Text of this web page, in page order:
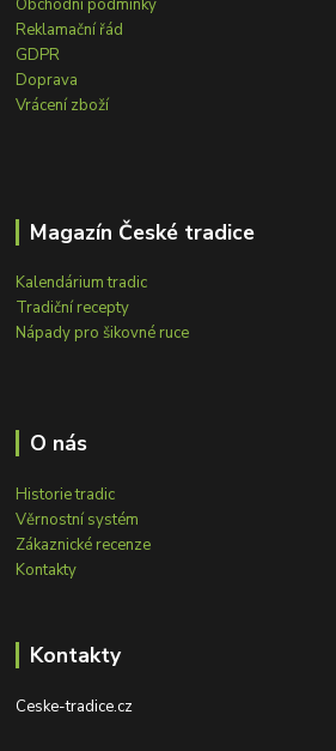
Reklamační řád
GDPR
Doprava
Vrácení zboží
Magazín České tradice
Kalendárium tradic
Tradiční recepty
Nápady pro šikovné ruce
O nás
Historie tradic
Věrnostní systém
Zákaznické recenze
Kontakty
Kontakty
Ceske-tradice.cz